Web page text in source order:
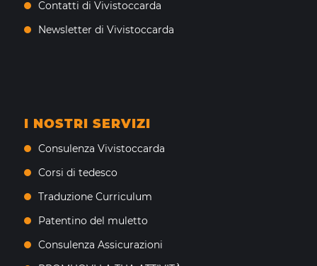
Contatti di Vivistoccarda
Newsletter di Vivistoccarda
I NOSTRI SERVIZI
Consulenza Vivistoccarda
Corsi di tedesco
Traduzione Curriculum
Patentino del muletto
Consulenza Assicurazioni